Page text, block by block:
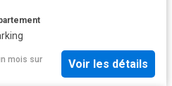
mois sur
Voir les détails